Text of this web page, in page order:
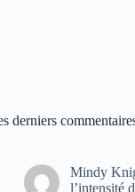
derniers
Mindy
l’intensité